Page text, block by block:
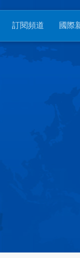
訂閱頻道 國際